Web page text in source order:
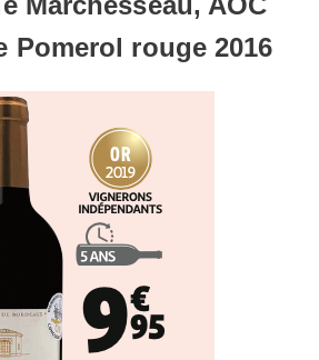
Pomerol rouge 2016